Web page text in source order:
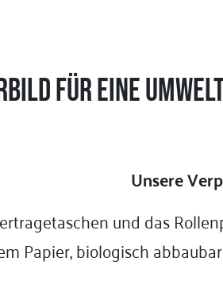
für eine
Unsere
und das
Papier, biologisch